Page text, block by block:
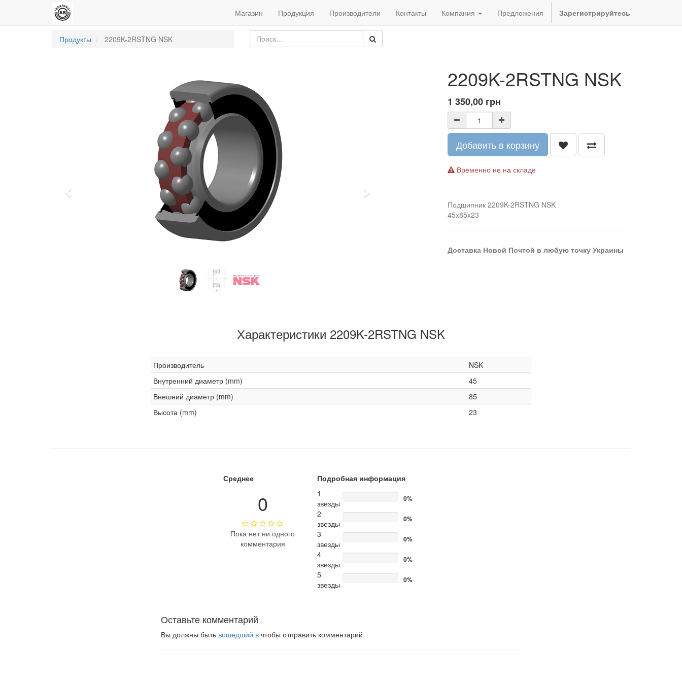
Магазин Продукция Производители Контакты Компания Предложения Зарегистрируйтесь
Продукты 2209K-2RSTNG NSK
Next
2209K-2RSTNG NSK
1 350,00 грн
Добавить в корзину
Временно не на складе
Подшипник 2209K-2RSTNG NSK
45x85x23
Доставка Новой Почтой в любую точку Украины
Характеристики 2209K-2RSTNG NSK
Производитель
NSK
Внутренний диаметр (mm)
45
Внешний диаметр (mm)
85
Высота (mm)
23
Среднее
0
Пока нет ни одного
комментария
Подробная информация
1
звезды
0%
2
звезды
0%
3
звезды
0%
4
звезды
0%
5
звезды
0%
Оставьте комментарий
Вы должны быть вошедший в чтобы отправить комментарий